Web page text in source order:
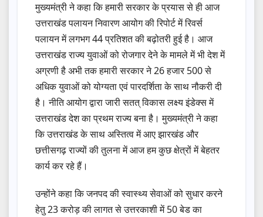
मुख्यमंत्री ने कहा कि हमारी सरकार के प्रयास से ही आज
उत्तराखंड पलायन निवारण आयोग की रिपोर्ट में रिवर्स
पलायन में लगभग 44 प्रतिशत की बढ़ोतरी हुई है। आज
उत्तराखंड राज्य युवाओं को रोजगार देने के मामले में भी देश में
अग्रणी है अभी तक हमारी सरकार ने 26 हजार 500 से
अधिक युवाओं को योग्यता एवं पारदर्शिता के साथ नौकरी दी
है। नीति आयोग द्वारा जारी सतत् विकास लक्ष्य इंडेक्स में
उत्तराखंड देश का प्रथम राज्य बना है। मुख्यमंत्री ने कहा
कि उत्तराखंड के साथ अस्तित्व में आए झारखंड और
छत्तीसगढ़ राज्यों की तुलना में आज हम कुछ क्षेत्रों में बेहतर
कार्य कर रहे हैं।
उन्होंने कहा कि जनपद की स्वास्थ्य सेवाओं को सुधार करने
हेतु 23 करोड़ की लागत से उत्तरकाशी में 50 बेड का